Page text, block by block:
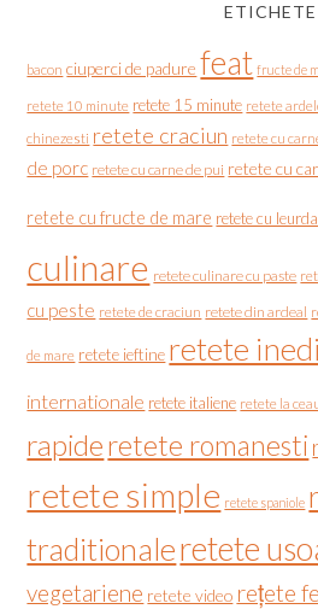
ETICHETE
bacon ciuperci de padure feat fructe de
retete 10 minute retete 15 minute retete
chinezesti retete craciun retete cu
de porc retete cu carne de pui retete cu
retete cu fructe de mare retete cu leurda
culinare retete culinare cu paste
cu peste retete de craciun retete din ardeal
de mare retete ieftine retete
internationale retete italiene retete la
rapideretete romanesti
retete simple retete spaniole
traditionaleretete
vegetariene retete video rețete